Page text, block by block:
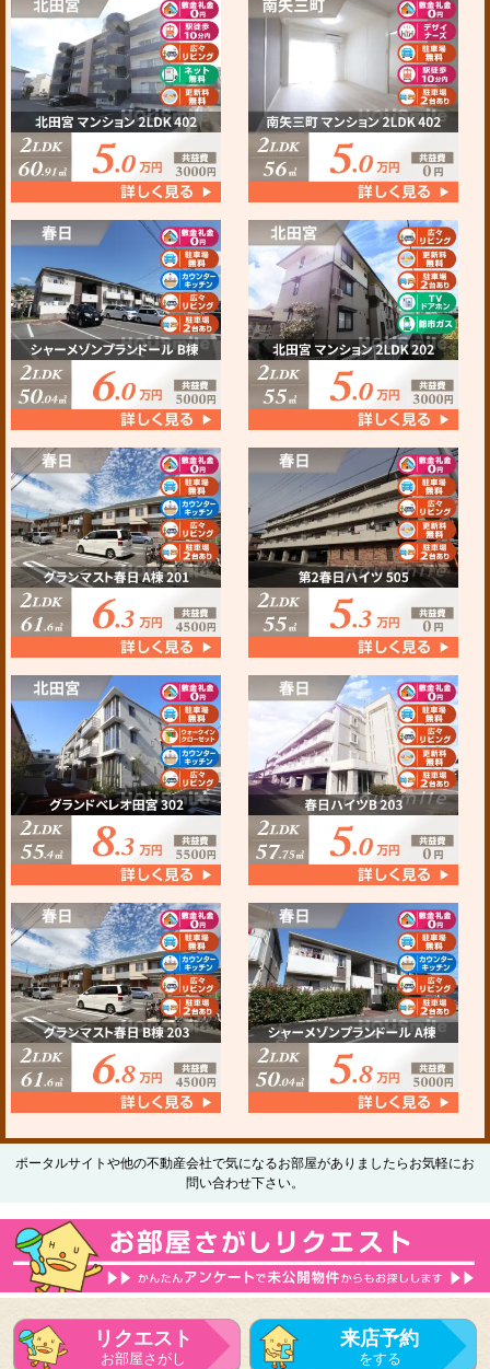
ポータルサイトや他の不動産会社で気になるお部屋がありましたらお気軽にお
問い合わせ下さい。
リクエスト
お部屋さがし
来店予約
をする